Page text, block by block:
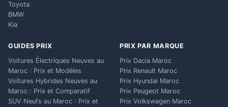
Toyota
BMW
Kia
GUIDES PRIX
Voitures Électriques Neuves au
Maroc : Prix et Modèles
Voitures Hybrides Neuves au
Maroc : Prix et Comparatif
SUV Neufs au Maroc : Prix et
PRIX PAR MARQUE
Prix Dacia Maroc
Prix Renault Maroc
Prix Hyundai Maroc
Prix Peugeot Maroc
Prix Volkswagen Maroc